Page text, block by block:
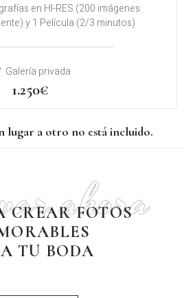
en HI-RES (200 imágenes
y 1 Película (2/3 minutos)
Galería privada
1.250€
lugar a otro no está incluido.
CREAR FOTOS
TU BODA
ahora